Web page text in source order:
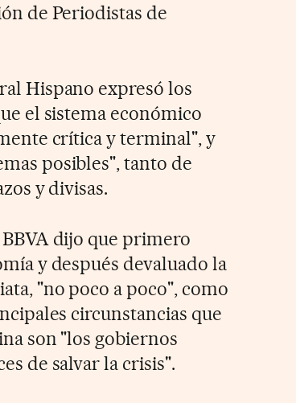
de Periodistas de
Hispano expresó los
el sistema económico
crítica y terminal", y
posibles", tanto de
y divisas.
dijo que primero
y después devaluado la
"no poco a poco", como
circunstancias que
son "los gobiernos
de salvar la crisis".